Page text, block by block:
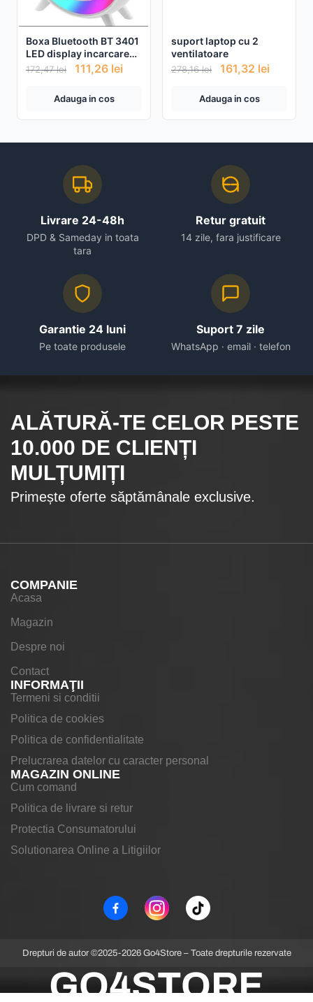
Boxa Bluetooth BT 3401
LED display incarcare
wireless ceas cu alarma
172,47lei 111,26 lei
Adauga in cos
suport laptop cu 2
ventilatoare
278,16lei 161,32 lei
Adauga in cos
Livrare 24-48h
DPD & Sameday in toata
tara
Retur gratuit
14 zile, fara justificare
Garantie 24 luni
Pe toate produsele
Suport 7 zile
WhatsApp · email · telefon
ALĂTURĂ-TE CELOR PESTE
10.000 DE CLIENȚI
MULȚUMIȚI
Primește oferte săptămânale exclusive.
COMPANIE
Acasa
Magazin
Despre noi
Contact
INFORMAŢII
Termeni si conditii
Politica de cookies
Politica de confidentialitate
Prelucrarea datelor cu caracter personal
MAGAZIN ONLINE
Cum comand
Politica de livrare si retur
Protectia Consumatorului
Solutionarea Online a Litigiilor
Drepturi de autor ©2025-2026 Go4Store – Toate drepturile rezervate
GO4STORE